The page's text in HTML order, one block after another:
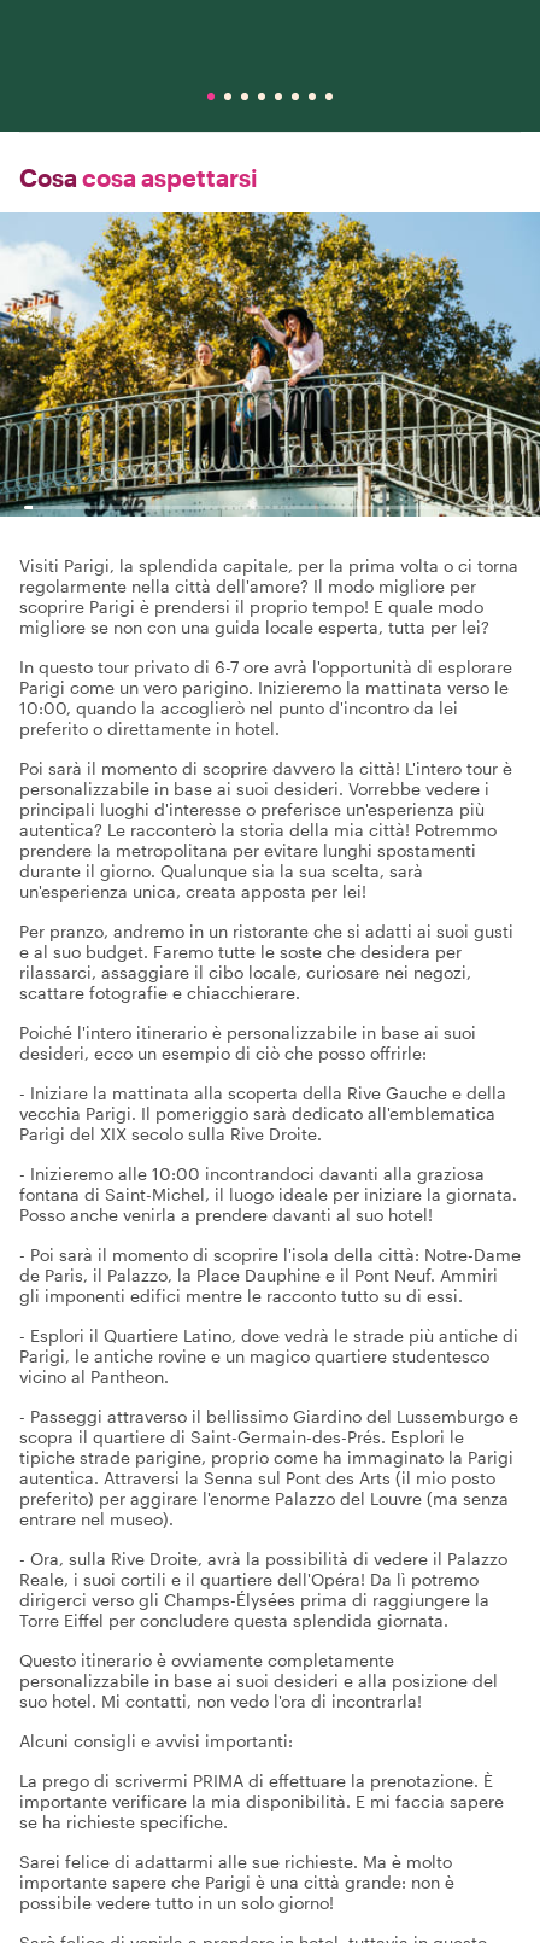
Cosa cosa aspettarsi
Visiti Parigi, la splendida capitale, per la prima volta o ci torna
regolarmente nella città dell'amore? Il modo migliore per
scoprire Parigi è prendersi il proprio tempo! E quale modo
migliore se non con una guida locale esperta, tutta per lei?
In questo tour privato di 6-7 ore avrà l'opportunità di esplorare
Parigi come un vero parigino. Inizieremo la mattinata verso le
10:00, quando la accoglierò nel punto d'incontro da lei
preferito o direttamente in hotel.
Poi sarà il momento di scoprire davvero la città! L'intero tour è
personalizzabile in base ai suoi desideri. Vorrebbe vedere i
principali luoghi d'interesse o preferisce un'esperienza più
autentica? Le racconterò la storia della mia città! Potremmo
prendere la metropolitana per evitare lunghi spostamenti
durante il giorno. Qualunque sia la sua scelta, sarà
un'esperienza unica, creata apposta per lei!
Per pranzo, andremo in un ristorante che si adatti ai suoi gusti
e al suo budget. Faremo tutte le soste che desidera per
rilassarci, assaggiare il cibo locale, curiosare nei negozi,
scattare fotografie e chiacchierare.
Poiché l'intero itinerario è personalizzabile in base ai suoi
desideri, ecco un esempio di ciò che posso offrirle:
- Iniziare la mattinata alla scoperta della Rive Gauche e della
vecchia Parigi. Il pomeriggio sarà dedicato all'emblematica
Parigi del XIX secolo sulla Rive Droite.
- Inizieremo alle 10:00 incontrandoci davanti alla graziosa
fontana di Saint-Michel, il luogo ideale per iniziare la giornata.
Posso anche venirla a prendere davanti al suo hotel!
- Poi sarà il momento di scoprire l'isola della città: Notre-Dame
de Paris, il Palazzo, la Place Dauphine e il Pont Neuf. Ammiri
gli imponenti edifici mentre le racconto tutto su di essi.
- Esplori il Quartiere Latino, dove vedrà le strade più antiche di
Parigi, le antiche rovine e un magico quartiere studentesco
vicino al Pantheon.
- Passeggi attraverso il bellissimo Giardino del Lussemburgo e
scopra il quartiere di Saint-Germain-des-Prés. Esplori le
tipiche strade parigine, proprio come ha immaginato la Parigi
autentica. Attraversi la Senna sul Pont des Arts (il mio posto
preferito) per aggirare l'enorme Palazzo del Louvre (ma senza
entrare nel museo).
- Ora, sulla Rive Droite, avrà la possibilità di vedere il Palazzo
Reale, i suoi cortili e il quartiere dell'Opéra! Da lì potremo
dirigerci verso gli Champs-Élysées prima di raggiungere la
Torre Eiffel per concludere questa splendida giornata.
Questo itinerario è ovviamente completamente
personalizzabile in base ai suoi desideri e alla posizione del
suo hotel. Mi contatti, non vedo l'ora di incontrarla!
Alcuni consigli e avvisi importanti:
La prego di scrivermi PRIMA di effettuare la prenotazione. È
importante verificare la mia disponibilità. E mi faccia sapere
se ha richieste specifiche.
Sarei felice di adattarmi alle sue richieste. Ma è molto
importante sapere che Parigi è una città grande: non è
possibile vedere tutto in un solo giorno!